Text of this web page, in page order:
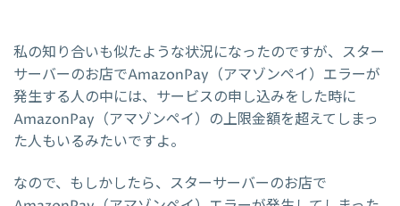
私の知り合いも似たような状況になったのですが、スター
サーバーのお店でAmazonPay（アマゾンペイ）エラーが
発生する人の中には、サービスの申し込みをした時に
AmazonPay（アマゾンペイ）の上限金額を超えてしまっ
た人もいるみたいですよ。
なので、もしかしたら、スターサーバーのお店で